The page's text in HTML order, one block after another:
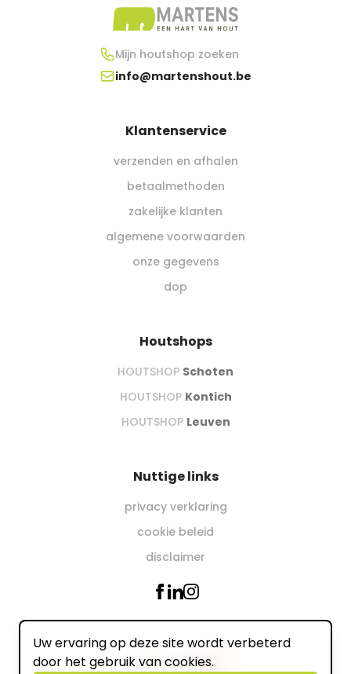
Mijn houtshop zoeken
info@martenshout.be
Klantenservice
verzenden en afhalen
betaalmethoden
zakelijke klanten
algemene voorwaarden
onze gegevens
dop
Houtshops
HOUTSHOP Schoten
HOUTSHOP Kontich
HOUTSHOP Leuven
Nuttige links
privacy verklaring
cookie beleid
disclaimer
Wij accepteren online
Uw ervaring op deze site wordt verbeterd
door het gebruik van cookies.